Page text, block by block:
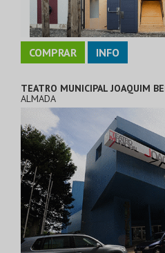
COMPRAR INFO
TEATRO MUNICIPAL JOAQUIM
ALMADA